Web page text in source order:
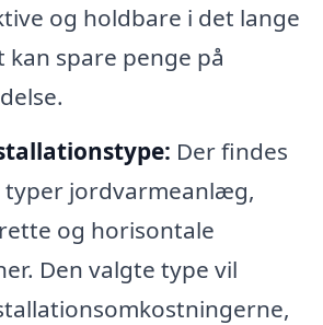
og holdbare i det lange
kan spare penge på
Der findes
typer jordvarmeanlæg,
og horisontale
Den valgte type vil